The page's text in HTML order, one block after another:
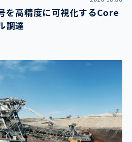
を高精度に可視化するCore
調達